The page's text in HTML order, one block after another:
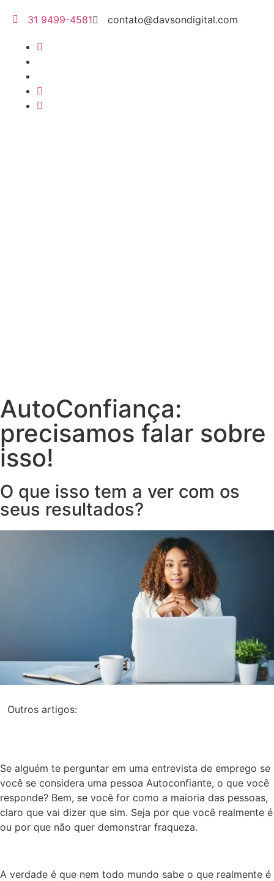
31 9499-4581 contato@davsondigital.com
AutoConfiança:
precisamos falar sobre
isso!
O que isso tem a ver com os
seus resultados?
Outros artigos:
Se alguém te perguntar em uma entrevista de emprego se
você se considera uma pessoa Autoconfiante, o que você
responde? Bem, se você for como a maioria das pessoas,
claro que vai dizer que sim. Seja por que você realmente é
ou por que não quer demonstrar fraqueza.
A verdade é que nem todo mundo sabe o que realmente é